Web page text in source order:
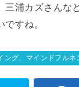
三浦カズさんな
ですね。
ング、マインドフルネ